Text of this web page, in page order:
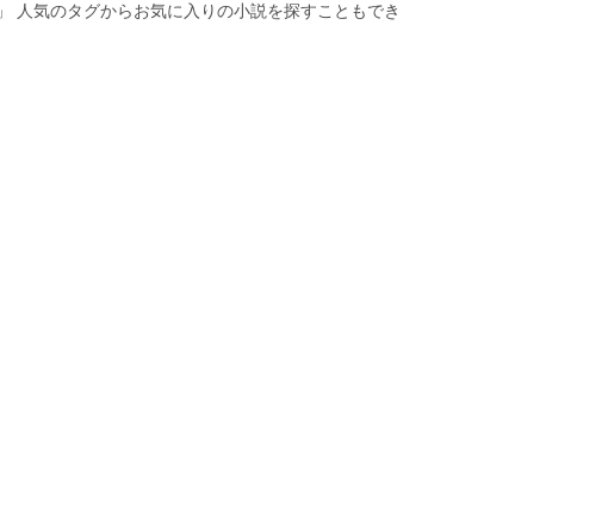
」 人気のタグからお気に入りの小説を探すこともでき